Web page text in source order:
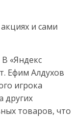
и сами
«Яндекс
Ефим Алдухов
игрока
других
товаров, что